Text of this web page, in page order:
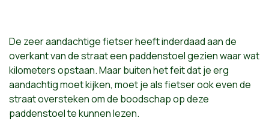
De zeer aandachtige fietser heeft inderdaad aan de
overkant van de straat een paddenstoel gezien waar wat
kilometers opstaan. Maar buiten het feit dat je erg
aandachtig moet kijken, moet je als fietser ook even de
straat oversteken om de boodschap op deze
paddenstoel te kunnen lezen.